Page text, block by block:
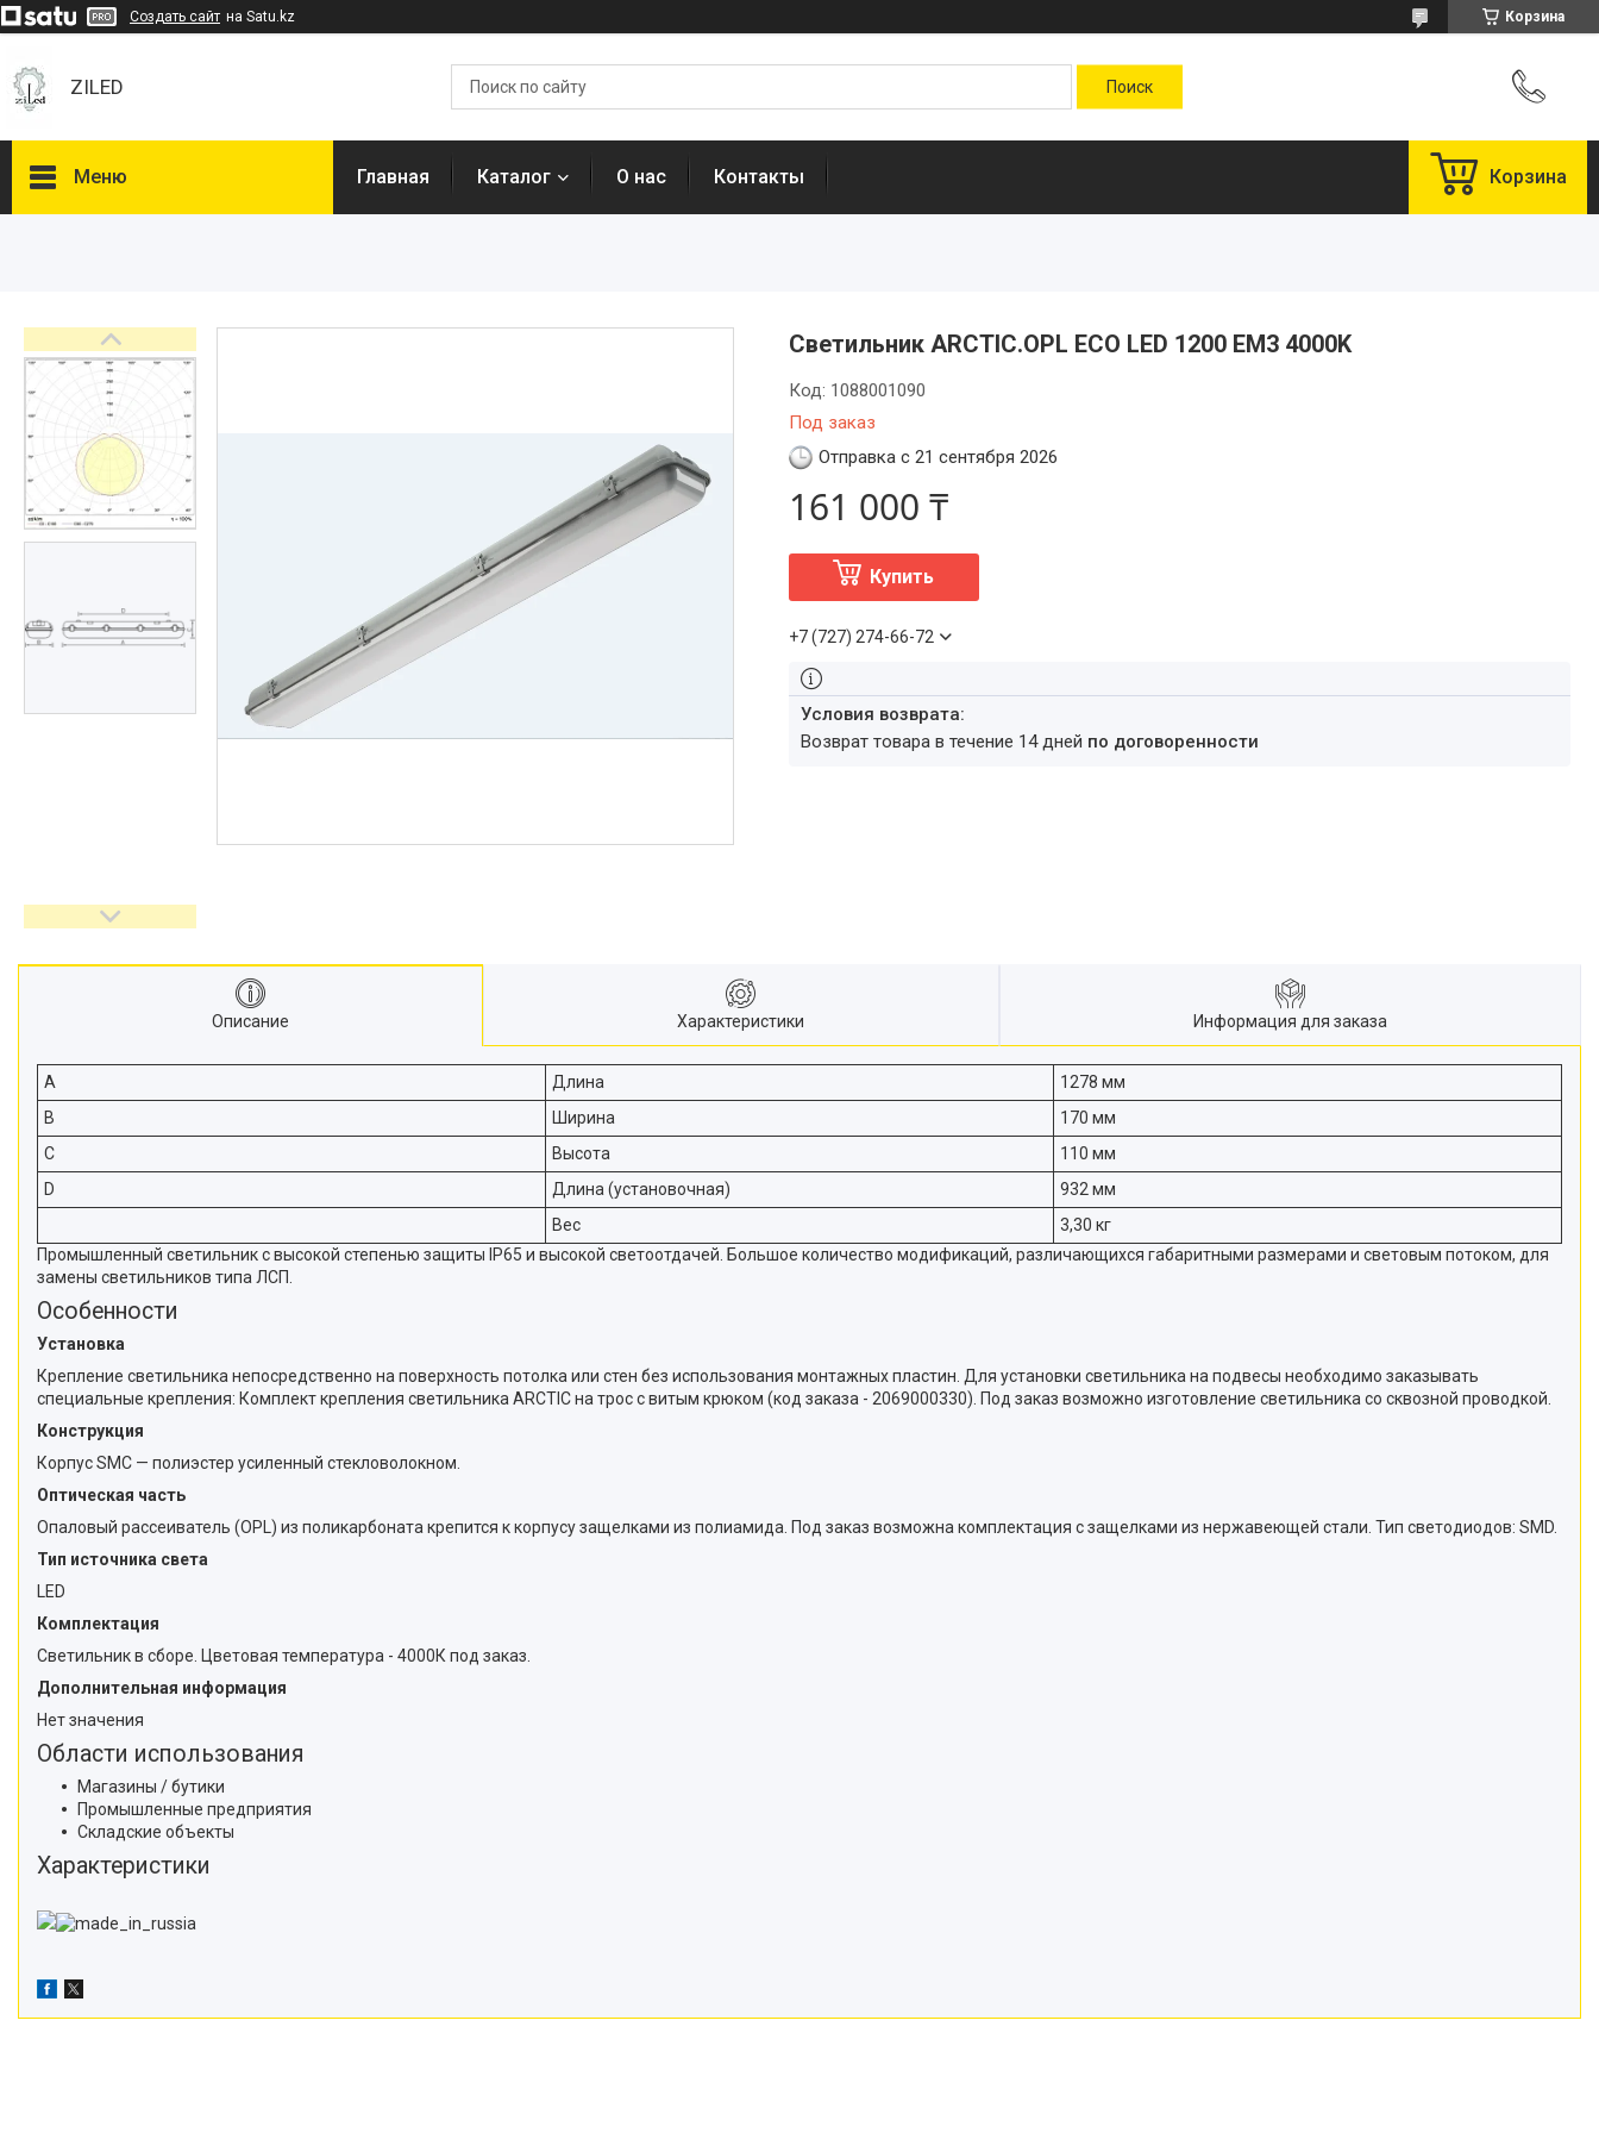
Создать сайт на Satu.kz Корзина
ZILED
Меню
ФАРЛАЙТ
АСТЗ
NLCO
INNOLUX
О нас
Отзывы
Главная Каталог О нас Контакты Корзина
Светильник ARCTIC.OPL ECO LED 1200 EM3 4000K
Под заказ
Код: 1088001090
Отправка с 21 сентября 2026
161 000 ₸
Купить
+7 (727) 274-66-72
возврат товара в течение 14 дней по договоренности
Описание Характеристики Информация для заказа
A Длина
1278 мм
B
Ширина
170 мм
C
Высота
110 мм
D
Длина (установочная)
932 мм
Вес
3,30 кг
Промышленный светильник с высокой степенью защиты IP65 и высокой светоотдачей. Большое количество модификаций, различающихся габаритными размерами и световым потоком, для
замены светильников типа ЛСП.
Особенности
Установка
Крепление светильника непосредственно на поверхность потолка или стен без использования монтажных пластин. Для установки светильника на подвесы необходимо заказывать
специальные крепления: Комплект крепления светильника ARCTIC на трос с витым крюком (код заказа - 2069000330). Под заказ возможно изготовление светильника со сквозной проводкой.
Конструкция
Корпус SMC — полиэстер усиленный стекловолокном.
Оптическая часть
Опаловый рассеиватель (OPL) из поликарбоната крепится к корпусу защелками из полиамида. Под заказ возможна комплектация с защелками из нержавеющей стали. Тип светодиодов: SMD.
Тип источника света
LED
Комплектация
Светильник в сборе. Цветовая температура - 4000К под заказ.
Дополнительная информация
Нет значения
Области использования
Магазины / бутики
Промышленные предприятия
Складские объекты
Характеристики